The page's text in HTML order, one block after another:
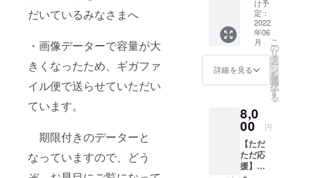
だいているみなさまへ
・画像データーで容量が大
きくなったため、ギガファ
イル便で送らせていただい
ています。
期限付きのデーターと
なっていますので、どう
謝のポ
スト
カード
（PDF)
と通信
直近３
降、順
次、お
ひとり
おひと
りに大
切に
と通信
直近６
か月分
（PDF)
を6月以
降、順
次、お
ひとり
りに大
切に
メール
でお送
りしま
す。
け予
定：
2022
年06
月
詳細を見る
こ
の
リ
タ
ー
ン
を
選
択
す
る
8,0
00 円
【ただ
ただ応
援】ひ